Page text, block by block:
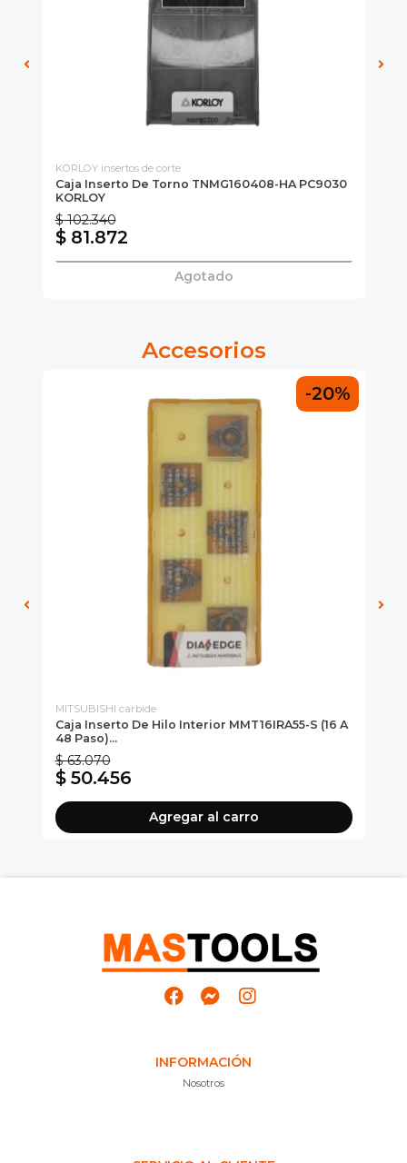
KORLOY insertos de corte
Caja Inserto De Torno TNMG160408-HA PC9030
KORLOY
$ 102.340
$ 81.872
Agotado
Accesorios
-20%
MITSUBISHI carbide
Caja Inserto De Hilo Interior MMT16IRA55-S (16 A
48 Paso)...
$ 63.070
$ 50.456
Agregar al carro
INFORMACIÓN
Nosotros